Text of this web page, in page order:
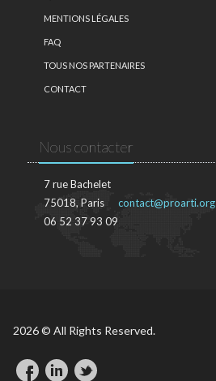
MENTIONS LÉGALES
FAQ
TOUS NOS PARTENAIRES
CONTACT
Nous contacter
7 rue Bachelet
75018, Paris
06 52 37 93 09
contact@proarti.org
2026 © All Rights Reserved.